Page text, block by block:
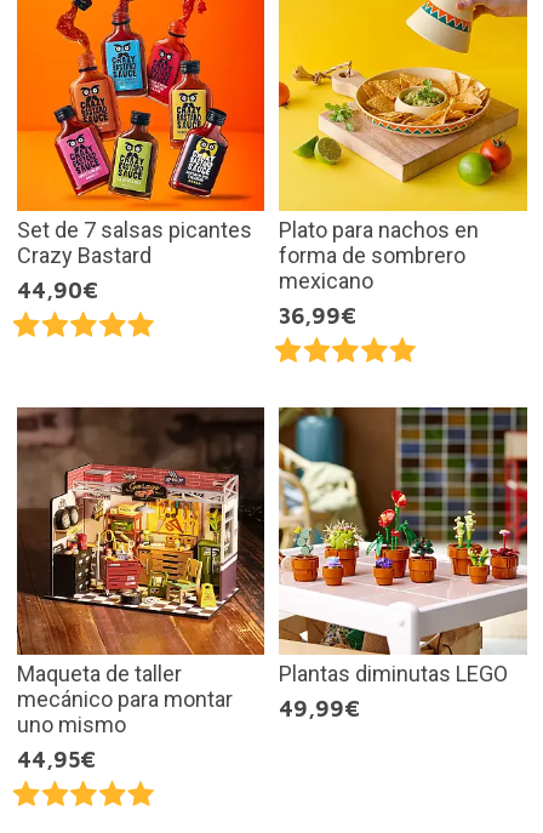
Set de 7 salsas picantes
Crazy Bastard
44,90€
Plato para nachos en
forma de sombrero
mexicano
36,99€
Maqueta de taller
mecánico para montar
uno mismo
44,95€
Plantas diminutas LEGO
49,99€